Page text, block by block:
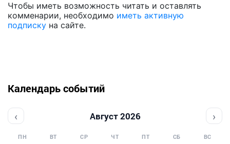
Чтобы иметь возможность читать и оставлять
комменарии, необходимо иметь активную
подписку на сайте.
Календарь событий
‹ Август 2026 ›
ПН ВТ СР ЧТ ПТ СБ ВС